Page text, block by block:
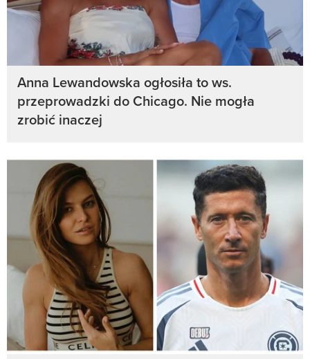
Anna Lewandowska ogłosiła to ws.
przeprowadzki do Chicago. Nie mogła
zrobić inaczej